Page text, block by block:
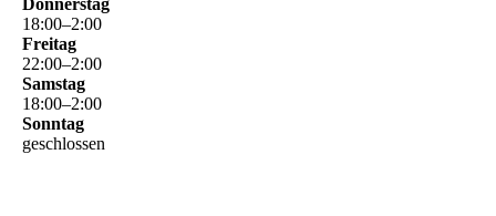
18:00–2:00
Freitag
22:00–2:00
Samstag
18:00–2:00
Sonntag
geschlossen